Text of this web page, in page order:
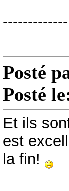
-------------
Posté
Posté
Et ils
est
la fin!